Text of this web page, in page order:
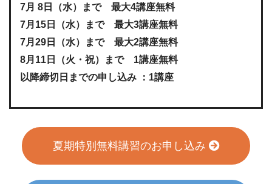
7月 8日（水）まで 最大4講座無料
7月15日（水）まで 最大3講座無料
7月29日（水）まで 最大2講座無料
8月11日（火・祝）まで 1講座無料
以降締切日までの申し込み ：1講座
夏期特別無料講習のお申し込み